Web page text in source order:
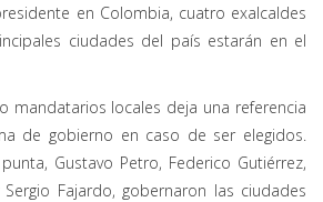
en Colombia, cuatro exalcaldes
ciudades del país estarán en el
mandatarios locales deja una referencia
de gobierno en caso de ser elegidos.
Gustavo Petro, Federico Gutiérrez,
Fajardo, gobernaron las ciudades